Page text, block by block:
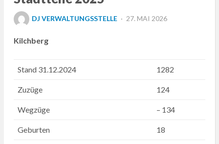
DJ VERWALTUNGSSTELLE
POSTED
27. MAI 2026
Kilchberg
Stand 31.12.2024 1282
Zuzüge 124
Wegzüge – 134
Geburten 18